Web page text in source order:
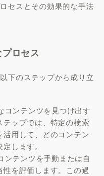
セスとその効果的な手法
ロセス
下のステップから成り立
コンテンツを見つけ出す
ップでは、特定の検索
用して、どのコンテン
します。
ンテンツを手動または自
を評価します。この過